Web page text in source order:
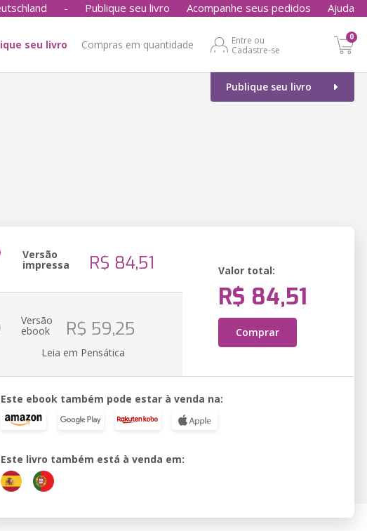
- Publique seu livro Acompanhe seus pedidos Ajuda
seu livro Compras em quantidade
Entre ou
Cadastre-se
0
Publique seu livro
Versão
impressa R$ 84,51 Valor total:
R$ 84,51
Comprar
Versão
ebook R$ 59,25
Leia em Pensática
Este ebook também pode estar à venda na:
Este livro também está à venda em: